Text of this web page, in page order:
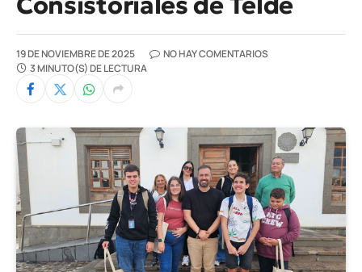
19 DE NOVIEMBRE DE 2025
NO HAY COMENTARIOS
3 MINUTO(S) DE LECTURA